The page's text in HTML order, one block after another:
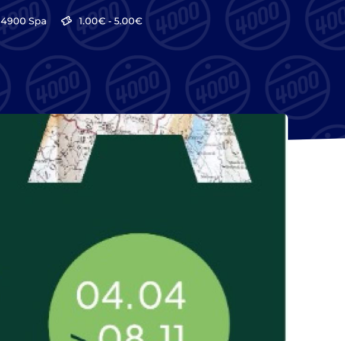
4900Spa 1.00€-5.00€